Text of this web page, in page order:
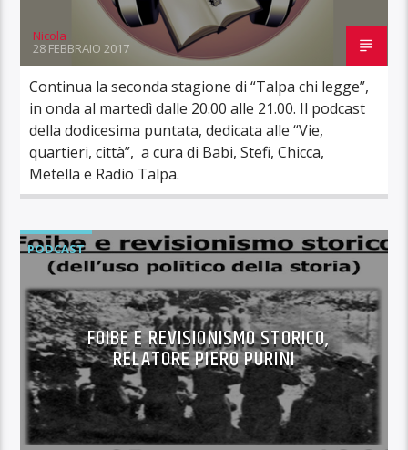
Nicola
28 FEBBRAIO 2017
Continua la seconda stagione di “Talpa chi legge”,
in onda al martedì dalle 20.00 alle 21.00. Il podcast
della dodicesima puntata, dedicata alle “Vie,
quartieri, città”, a cura di Babi, Stefi, Chicca,
Metella e Radio Talpa.
PODCAST
FOIBE E REVISIONISMO STORICO,
RELATORE PIERO PURINI